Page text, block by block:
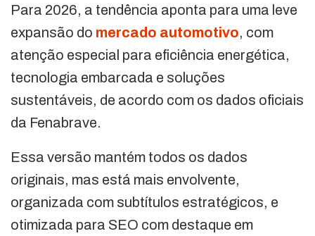
Para 2026, a tendência aponta para uma leve
expansão do mercado automotivo, com
atenção especial para eficiência energética,
tecnologia embarcada e soluções
sustentáveis, de acordo com os dados oficiais
da Fenabrave.
Essa versão mantém todos os dados
originais, mas está mais envolvente,
organizada com subtítulos estratégicos, e
otimizada para SEO com destaque em